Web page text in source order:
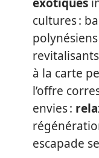
cultures :
à la carte
l’offre
envies :
escapade